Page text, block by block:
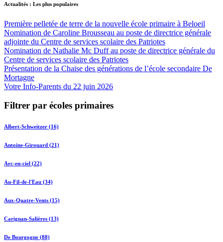
Actualités : Les plus populaires
Première pelletée de terre de la nouvelle école primaire à Beloeil
Nomination de Caroline Brousseau au poste de directrice générale
adjointe du Centre de services scolaire des Patriotes
Nomination de Nathalie Mc Duff au poste de directrice générale du
Centre de services scolaire des Patriotes
Présentation de la Chaise des générations de l’école secondaire De
Mortagne
Votre Info-Parents du 22 juin 2026
Filtrer par écoles primaires
Albert-Schweitzer (16)
Antoine-Girouard (21)
Arc-en-ciel (22)
Au-Fil-de-l'Eau (34)
Aux-Quatre-Vents (15)
Carignan-Salières (13)
De Bourgogne (88)